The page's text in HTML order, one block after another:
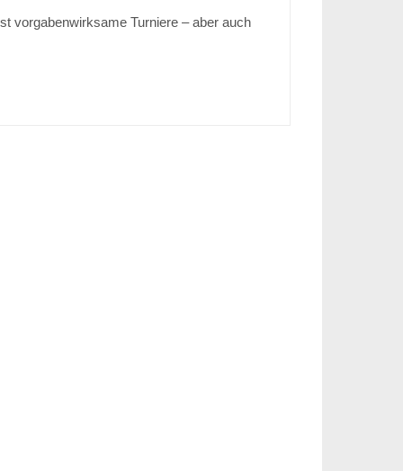
vorgabenwirksame Turniere – aber auch